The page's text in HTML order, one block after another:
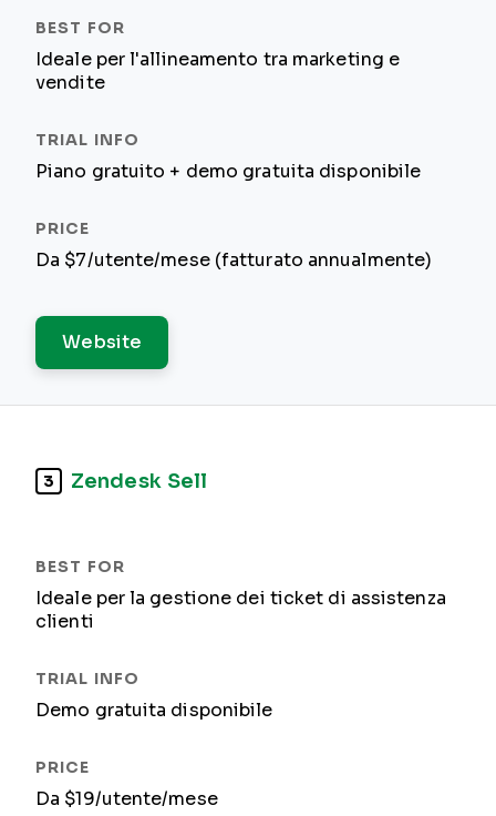
Ideale per l'allineamento tra marketing e
vendite
Piano gratuito + demo gratuita disponibile
Da $7/utente/mese (fatturato annualmente)
Website
3 Zendesk Sell
Ideale per la gestione dei ticket di assistenza
clienti
Demo gratuita disponibile
Da $19/utente/mese